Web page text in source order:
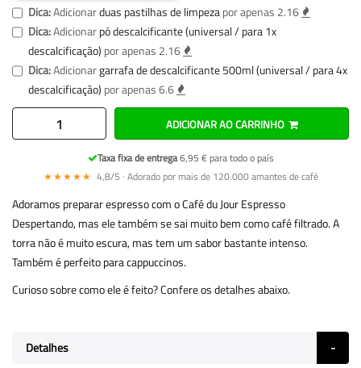
Dica:Adicionarduas pastilhas de limpezapor apenas 2.16
Dica:Adicionarpó descalcificante (universal / para 1x
descalcificação) por apenas 2.16
Dica:Adicionargarrafa de descalcificante 500ml (universal / para 4x
descalcificação) por apenas 6.6
ADICIONAR AO CARRINHO
Taxa fixa de entrega6,95 € para todo o país
★★★★★ 4,8/5 · Adorado por mais de 120.000 amantes de café
Adoramos preparar espresso com o Café du Jour Espresso
Despertando, mas ele também se sai muito bem como café filtrado. A
torra não é muito escura, mas tem um sabor bastante intenso.
Também é perfeito para cappuccinos.
Curioso sobre como ele é feito? Confere os detalhes abaixo.
Detalhes